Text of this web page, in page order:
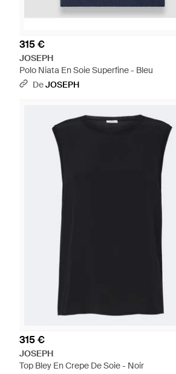
315 €
JOSEPH
Polo Niata En Soie Superfine - Bleu
DeJOSEPH
315 €
JOSEPH
Top Bley En Crepe De Soie - Noir